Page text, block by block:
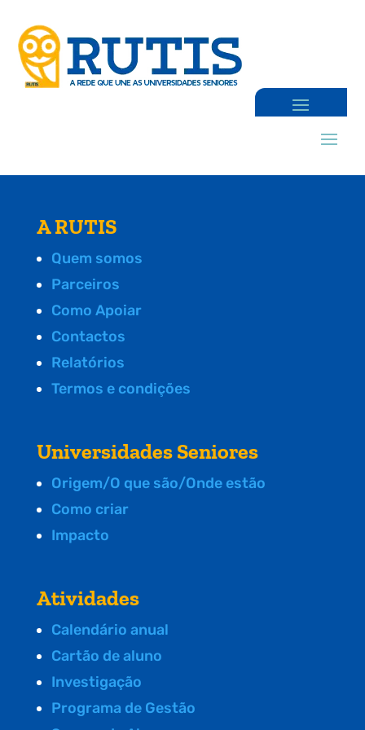
A RUTIS
Quem somos
Parceiros
Como Apoiar
Contactos
Relatórios
Termos e condições
Universidades Seniores
Origem/O que são/Onde estão
Como criar
Impacto
Atividades
Calendário anual
Cartão de aluno
Investigação
Programa de Gestão